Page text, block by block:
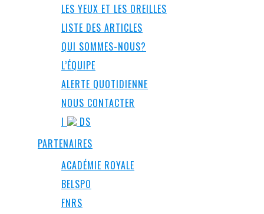
LES YEUX ET LES OREILLES
LISTE DES ARTICLES
QUI SOMMES-NOUS?
L’ÉQUIPE
ALERTE QUOTIDIENNE
NOUS CONTACTER
I
DS
PARTENAIRES
ACADÉMIE ROYALE
BELSPO
FNRS